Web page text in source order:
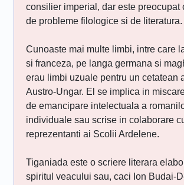
consilier imperial, dar este preocupat
de probleme filologice si de literatura.
Cunoaste mai multe limbi, intre care
si franceza, pe langa germana si
erau limbi uzuale pentru un cetatean
Austro-Ungar. El se implica in
de emancipare intelectuala a
individuale sau scrise in colaborare
reprezentanti ai Scolii Ardelene.
Tiganiada este o scriere literara
spiritul veacului sau, caci Ion Budai-